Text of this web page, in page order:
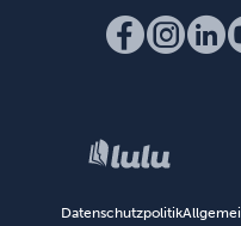
Datenschutzpolitik